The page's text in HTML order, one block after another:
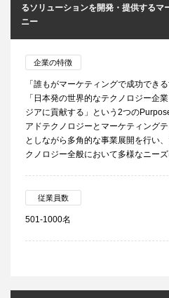
るソリューションを開発・提供するマ
ニー
企業の特徴
「誰もがマーケティングで成功できる
「日本発の世界的なテクノロジー企
ジアに貢献する」という2つの
アドテクノロジーとマーケティング
としながら多角的な事業展開を行い
クノロジー全般において多様なニーズ
従業員数
501-1000名